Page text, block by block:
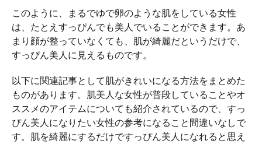
このように、まるでゆで卵のような肌をしている女性
は、たとえすっぴんでも美人でいることができます。あ
まり顔が整っていなくても、肌が綺麗だというだけで、
すっぴん美人に見えるものです。
以下に関連記事として肌がきれいになる方法をまとめた
ものがあります。肌美人な女性が普段していることやオ
ススメのアイテムについても紹介されているので、すっ
ぴん美人になりたい女性の参考になること間違いなしで
す。肌を綺麗にするだけですっぴん美人になれると思え